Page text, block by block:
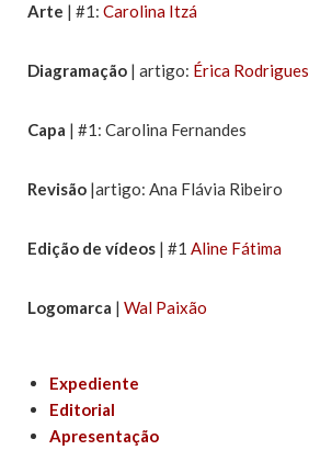
Arte | #1: Carolina Itzá
Diagramação | artigo: Érica Rodrigues
Capa | #1: Carolina Fernandes
Revisão |artigo: Ana Flávia Ribeiro
Edição de vídeos | #1 Aline Fátima
Logomarca | Wal Paixão
Expediente
Editorial
Apresentação